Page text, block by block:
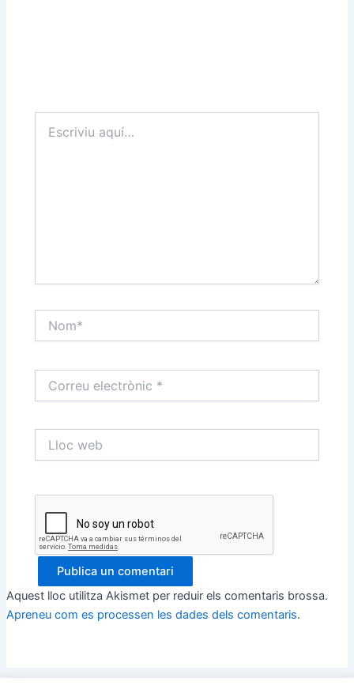
aquí…
electrònic
web
Aquest lloc utilitza Akismet per reduir els comentaris brossa.
Apreneu com es processen les dades dels comentaris.